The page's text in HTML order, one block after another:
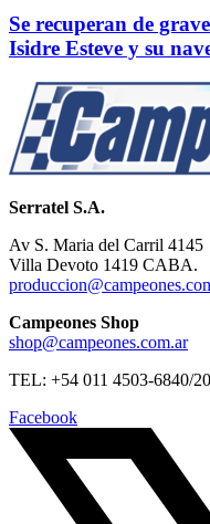
Se recuperan de
Isidre Esteve y su
Serratel S.A.
Av S. Maria del Carril 4145
Villa Devoto 1419 CABA.
Campeones Shop
shop@campeones.com.ar
TEL: +54 011 4503-6840/
Facebook